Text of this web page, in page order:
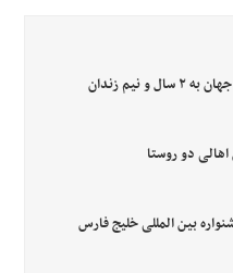
نیم زندان
بین المللی خلیج فارس